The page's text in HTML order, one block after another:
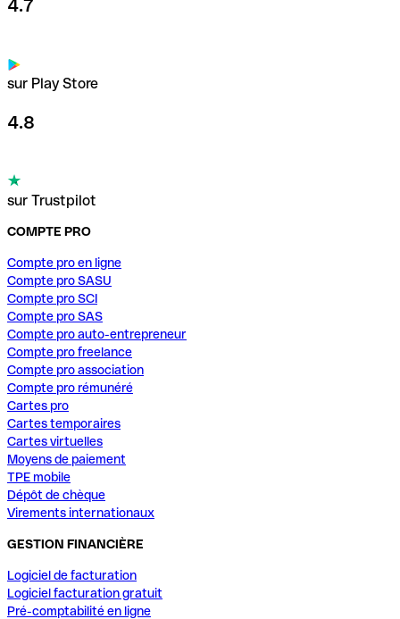
4.7
sur Play Store
4.8
sur Trustpilot
COMPTE PRO
Compte pro en ligne
Compte pro SASU
Compte pro SCI
Compte pro SAS
Compte pro auto-entrepreneur
Compte pro freelance
Compte pro association
Compte pro rémunéré
Cartes pro
Cartes temporaires
Cartes virtuelles
Moyens de paiement
TPE mobile
Dépôt de chèque
Virements internationaux
GESTION FINANCIÈRE
Logiciel de facturation
Logiciel facturation gratuit
Pré-comptabilité en ligne